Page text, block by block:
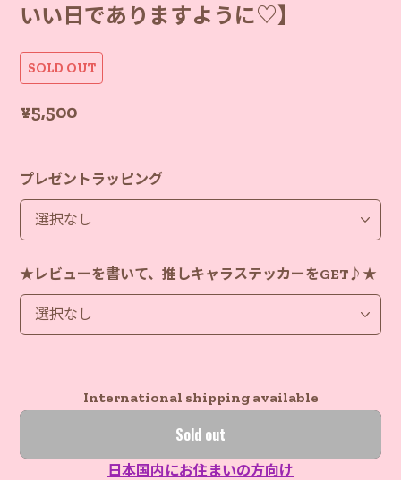
いい日でありますように♡】
¥5,500
SOLD OUT
プレゼントラッピング
★レビューを書いて、推しキャラステッカーをGET♪★
International shipping available
Sold out
日本国内にお住まいの方向け